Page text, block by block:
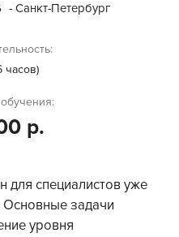
- Санкт-Петербург
часов)
р.
для специалистов уже
задачи
уровня